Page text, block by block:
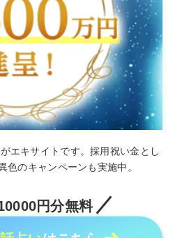
エキサイトです。採用祝い金とし
色のキャンペーンも実施中。
円分無料